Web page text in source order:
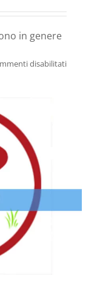
in genere
disabilitatisu